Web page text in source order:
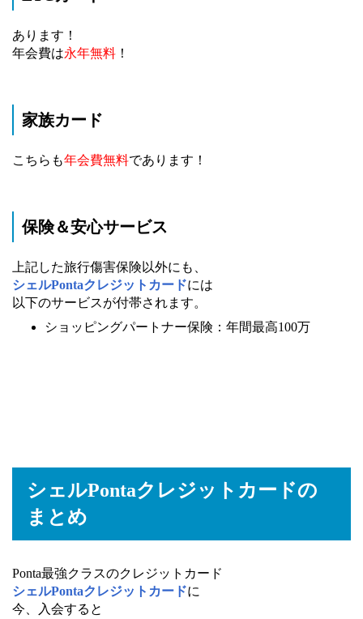
あります！
年会費は永年無料 ！
家族カード
こちらも年会費無料であります！
保険＆安心サービス
上記した旅行傷害保険以外にも、
シェルPontaクレジットカードには
以下のサービスが付帯されます。
ショッピングパートナー保険：年間最高100万
シェルPontaクレジットカードの
まとめ
Ponta最強クラスのクレジットカード
シェルPontaクレジットカードに
今、入会すると